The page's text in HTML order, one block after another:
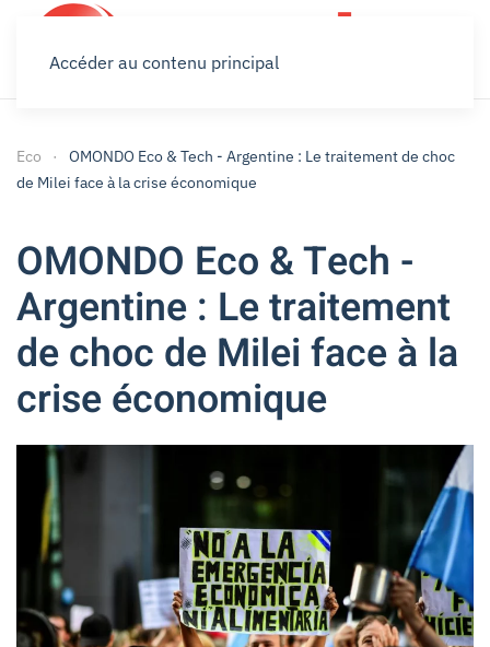
Accéder au contenu principal
Eco
OMONDO Eco & Tech - Argentine : Le traitement de choc
de Milei face à la crise économique
OMONDO Eco & Tech -
Argentine : Le traitement
de choc de Milei face à la
crise économique